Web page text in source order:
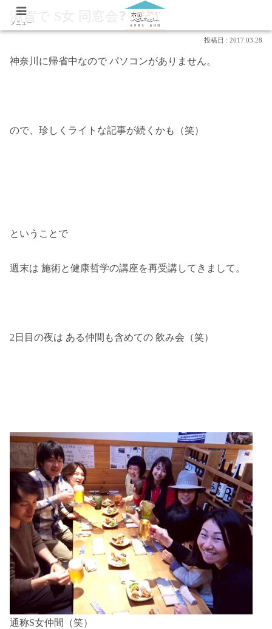
滋賀で S女 同窓会❓（笑）
2017.03.28
神奈川に帰省中なので パソコンがありません。
ので、珍しくライトな記事が続くかも（笑）
ということで
週末は 施術と健康哲学の講座を再受講してきまして。
2日目の夜は ある仲間も含めての 飲み会（笑）
通称S女仲間（笑）
メニュー